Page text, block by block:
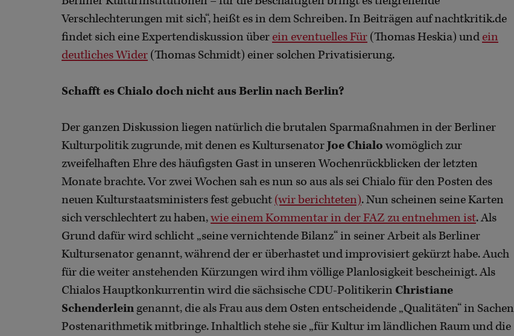
Verschlechterungen mit sich“, heißt es in dem Schreiben. In Beiträgen auf nachtkritik.de
findet sich eine Expertendiskussion über ein eventuelles Für (Thomas Heskia) und ein
deutliches Wider (Thomas Schmidt) einer solchen Privatisierung.
Schafft es Chialo doch nicht aus Berlin nach Berlin?
Der ganzen Diskussion liegen natürlich die brutalen Sparmaßnahmen in der Berliner
Kulturpolitik zugrunde, mit denen es KultursenatorJoe Chialo womöglich zur
zweifelhaften Ehre des häufigsten Gast in unseren Wochenrückblicken der letzten
Monate brachte. Vor zwei Wochen sah es nun so aus als sei Chialo für den Posten des
neuen Kulturstaatsministers fest gebucht (wir berichteten). Nun scheinen seine Karten
sich verschlechtert zu haben,wie einem Kommentar in der FAZ zu entnehmen ist. Als
Grund dafür wird schlicht „seine vernichtende Bilanz“ in seiner Arbeit als Berliner
Kultursenator genannt, während der er überhastet und improvisiert gekürzt habe. Auch
für die weiter anstehenden Kürzungen wird ihm völlige Planlosigkeit bescheinigt. Als
Chialos Hauptkonkurrentin wird die sächsische CDU-Politikerin Christiane
Schenderlein genannt, die als Frau aus dem Osten entscheidende „Qualitäten“ in Sachen
Postenarithmetik mitbringe. Inhaltlich stehe sie „für Kultur im ländlichen Raum und die